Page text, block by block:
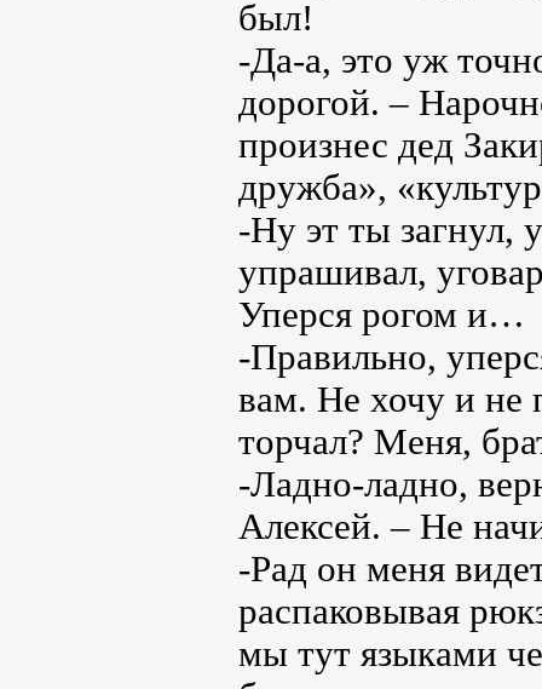
был!
-Да-а, это уж
дорогой. –
произнес дед
дружба»,
-Ну эт ты загнул,
упрашивал,
Уперся рогом и…
-Правильно,
вам. Не хочу и не
торчал? Меня,
-Ладно-ладно,
Алексей. – Не
-Рад он меня
распаковывая
мы тут языками